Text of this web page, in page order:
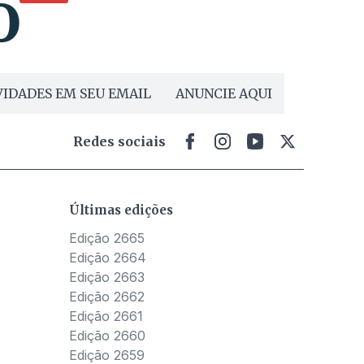
EM SEU EMAIL ANUNCIE AQUI
Redes sociais
Últimas edições
Edição 2665
Edição 2664
Edição 2663
Edição 2662
Edição 2661
Edição 2660
Edição 2659